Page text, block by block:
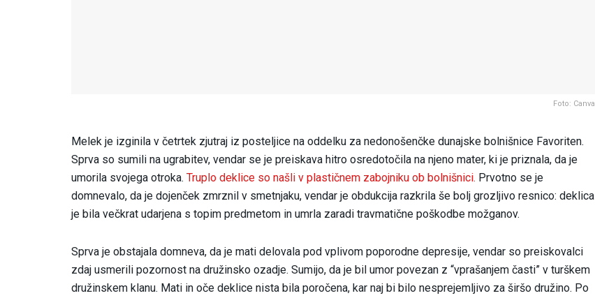
Foto: Canva
Melek je izginila v četrtek zjutraj iz posteljice na oddelku za nedonošenčke dunajske bolnišnice Favoriten.
Sprva so sumili na ugrabitev, vendar se je preiskava hitro osredotočila na njeno mater, ki je priznala, da je
umorila svojega otroka. Truplo deklice so našli v plastičnem zabojniku ob bolnišnici. Prvotno se je
domnevalo, da je dojenček zmrznil v smetnjaku, vendar je obdukcija razkrila še bolj grozljivo resnico: deklica
je bila večkrat udarjena s topim predmetom in umrla zaradi travmatične poškodbe možganov.
Sprva je obstajala domneva, da je mati delovala pod vplivom poporodne depresije, vendar so preiskovalci
zdaj usmerili pozornost na družinsko ozadje. Sumijo, da je bil umor povezan z “vprašanjem časti” v turškem
družinskem klanu. Mati in oče deklice nista bila poročena, kar naj bi bilo nesprejemljivo za širšo družino. Po